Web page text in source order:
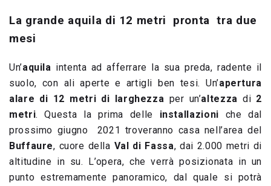
La grande aquila di 12 metri pronta tra due
mesi
Un’aquila intenta ad afferrare la sua preda, radente il
suolo, con ali aperte e artigli ben tesi. Un’apertura
alare di 12 metri di larghezza per un’altezza di 2
metri. Questa la prima delle installazioni che dal
prossimo giugno 2021 troveranno casa nell’area del
Buffaure, cuore della Val di Fassa, dai 2.000 metri di
altitudine in su. L’opera, che verrà posizionata in un
punto estremamente panoramico, dal quale si potrà